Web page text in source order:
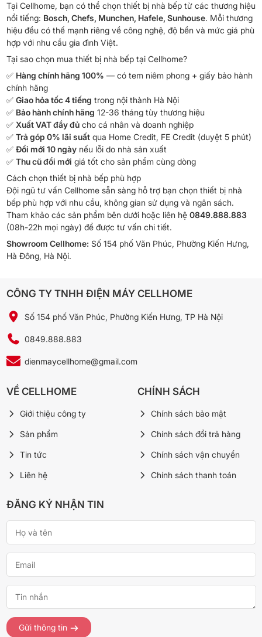
Tại Cellhome, bạn có thể chọn thiết bị nhà bếp từ các thương hiệu
nổi tiếng: Bosch, Chefs, Munchen, Hafele, Sunhouse. Mỗi thương
hiệu đều có thế mạnh riêng về công nghệ, độ bền và mức giá phù
hợp với nhu cầu gia đình Việt.
Tại sao chọn mua thiết bị nhà bếp tại Cellhome?
✅ Hàng chính hãng 100% — có tem niêm phong + giấy bảo hành
chính hãng
✅ Giao hỏa tốc 4 tiếng trong nội thành Hà Nội
✅ Bảo hành chính hãng 12-36 tháng tùy thương hiệu
✅ Xuất VAT đầy đủcho cá nhân và doanh nghiệp
✅ Trả góp 0% lãi suấtqua Home Credit, FE Credit (duyệt 5 phút)
✅ Đổi mới 10 ngàynếu lỗi do nhà sản xuất
✅ Thu cũ đổi mới giá tốt cho sản phẩm cùng dòng
Cách chọn thiết bị nhà bếp phù hợp
Đội ngũ tư vấn Cellhome sẵn sàng hỗ trợ bạn chọn thiết bị nhà
bếp phù hợp với nhu cầu, không gian sử dụng và ngân sách.
Tham khảo các sản phẩm bên dưới hoặc liên hệ 0849.888.883
(08h-22h mọi ngày) để được tư vấn chi tiết.
Showroom Cellhome: Số 154 phố Văn Phúc, Phường Kiến Hưng,
Hà Đông, Hà Nội.
CÔNG TY TNHH ĐIỆN MÁY CELLHOME
Số 154 phố Văn Phúc, Phường Kiến Hưng, TP Hà Nội
0849.888.883
dienmaycellhome@gmail.com
VỀ CELLHOME
Giới thiệu công ty
Sản phẩm
Tin tức
Liên hệ
CHÍNH SÁCH
Chính sách bảo mật
Chính sách đổi trả hàng
Chính sách vận chuyển
Chính sách thanh toán
ĐĂNG KÝ NHẬN TIN
Gửi thông tin